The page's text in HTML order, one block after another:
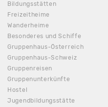
Bildungsstätten
Freizeitheime
Wanderheime
Besonderes und Schiffe
Gruppenhaus-Österreich
Gruppenhaus-Schweiz
Gruppenreisen
Gruppenunterkünfte
Hostel
Jugendbildungsstätte